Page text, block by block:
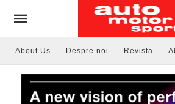
About Us Despre noi Revista